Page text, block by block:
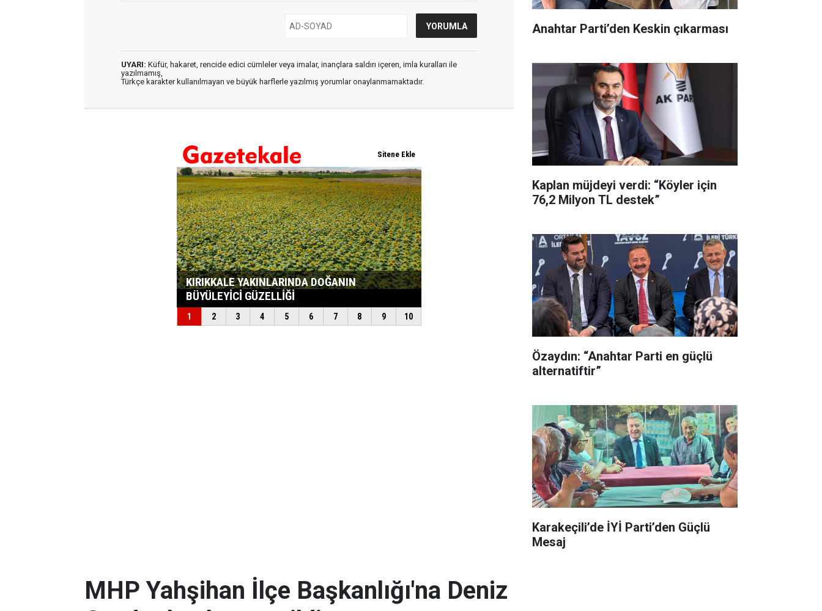
UYARI: Küfür, hakaret, rencide edici cümleler veya imalar, inançlara saldırı içeren, imla kuralları ile
yazılmamış,
Türkçe karakter kullanılmayan ve büyük harflerle yazılmış yorumlar onaylanmamaktadır.
Anahtar Parti’den Keskin çıkarması
Kaplan müjdeyi verdi: “Köyler için
76,2 Milyon TL destek”
Özaydın: “Anahtar Parti en güçlü
alternatiftir”
Karakeçili’de İYİ Parti’den Güçlü
Mesaj
MHP Yahşihan İlçe Başkanlığı'na Deniz